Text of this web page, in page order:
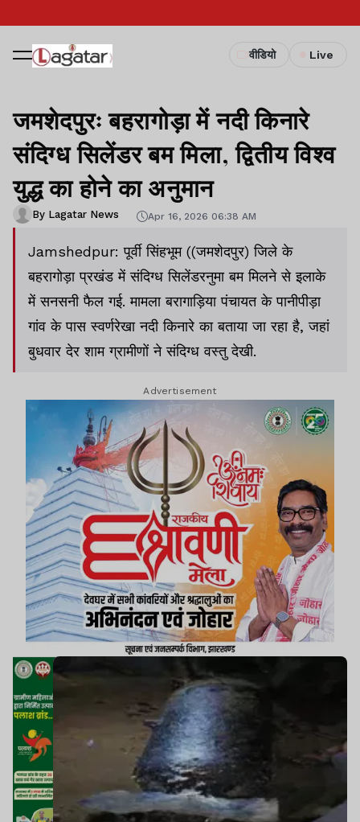
वीडियो Live
जमशेदपुरः बहरागोड़ा में नदी किनारे
संदिग्ध सिलेंडर बम मिला, द्वितीय विश्व
युद्ध का होने का अनुमान
By Lagatar News Apr 16, 2026 06:38 AM
Jamshedpur: पूर्वी सिंहभूम ((जमशेदपुर) जिले के
बहरागोड़ा प्रखंड में संदिग्ध सिलेंडरनुमा बम मिलने से इलाके
में सनसनी फैल गई. मामला बरागाड़िया पंचायत के पानीपीड़ा
गांव के पास स्वर्णरेखा नदी किनारे का बताया जा रहा है, जहां
बुधवार देर शाम ग्रामीणों ने संदिग्ध वस्तु देखी.
Advertisement